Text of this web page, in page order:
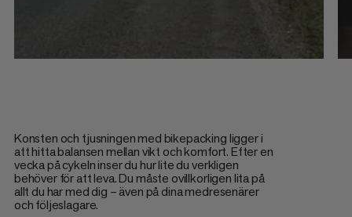
Konsten och tjusningen med bikepacking ligger i
att hitta balansen mellan vikt och komfort. Efter en
vecka på cykeln inser du hur lite du verkligen
behöver för att leva. Du måste ovillkorligen lita på
allt du har med dig – även på dina medresenärer
och följeslagare.